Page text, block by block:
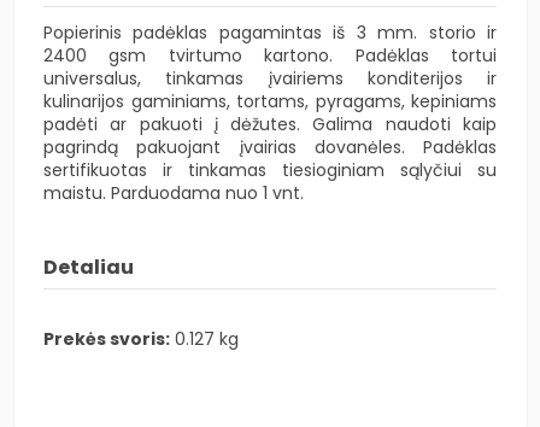
Popierinis padėklas pagamintas iš 3 mm. storio ir
2400 gsm tvirtumo kartono. Padėklas tortui
universalus, tinkamas įvairiems konditerijos ir
kulinarijos gaminiams, tortams, pyragams, kepiniams
padėti ar pakuoti į dėžutes. Galima naudoti kaip
pagrindą pakuojant įvairias dovanėles. Padėklas
sertifikuotas ir tinkamas tiesioginiam sąlyčiui su
maistu. Parduodama nuo 1 vnt.
Detaliau
Prekės svoris: 0.127 kg